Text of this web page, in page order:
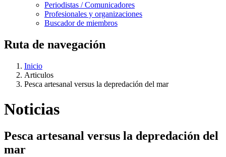
Periodistas / Comunicadores
Profesionales y organizaciones
Buscador de miembros
Ruta de navegación
Inicio
Articulos
Pesca artesanal versus la depredación del mar
Noticias
Pesca artesanal versus la depredación del
mar